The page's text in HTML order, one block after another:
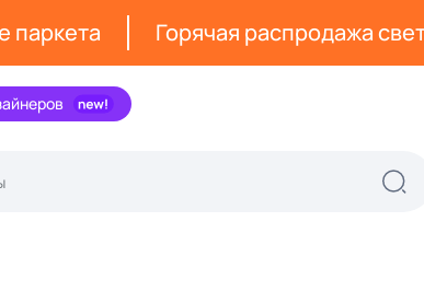
паркета Горячая распродажа